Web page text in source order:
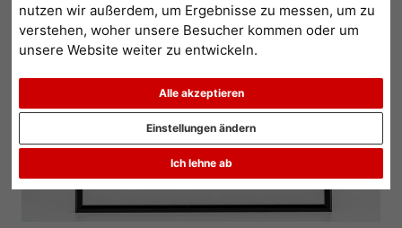
nutzen wir außerdem, um Ergebnisse zu messen, um zu
verstehen, woher unsere Besucher kommen oder um
unsere Website weiter zu entwickeln.
Alle akzeptieren
Ich lehne ab
Einstellungen ändern
Zurück